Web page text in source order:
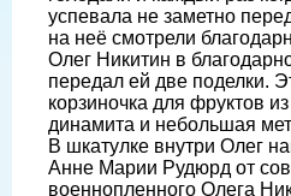
успевала не заметно
на неё смотрели
Олег Никитин в
передал ей две поделки.
корзиночка для фруктов
динамита и небольшая
В шкатулке внутри Олег
Анне Марии Рудюрд от
военнопленного Олега